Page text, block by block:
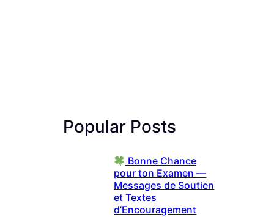
Popular Posts
Bonne Chance
pour ton Examen —
Messages de Soutien
et Textes
d’Encouragement